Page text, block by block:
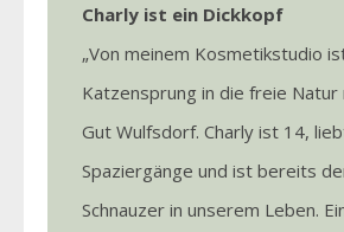
Charly ist ein Dickkopf
„Von meinem Kosmetikstudio
Katzensprung in die freie Natur
Gut Wulfsdorf. Charly ist 14,
Spaziergänge und ist bereits
Schnauzer in unserem Leben.